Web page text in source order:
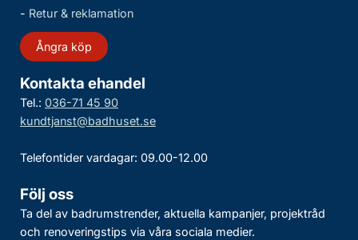
- Retur & reklamation
Ångra köp
Kontakta ehandel
Tel.: 036-71 45 90
kundtjanst@badhuset.se
Telefontider vardagar: 09.00-12.00
Följ oss
Ta del av badrumstrender, aktuella kampanjer, projektråd
och renoveringstips via våra sociala medier.